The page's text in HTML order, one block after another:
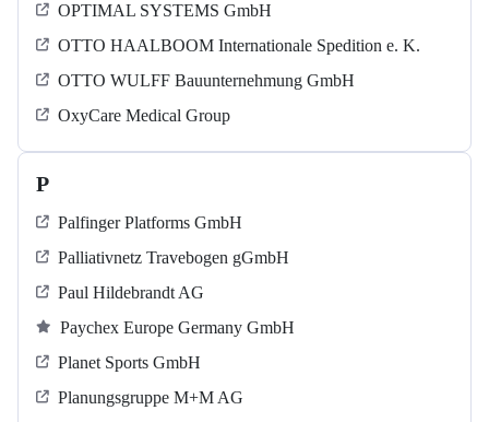
OPTIMAL SYSTEMS GmbH
OTTO HAALBOOM Internationale Spedition e. K.
OTTO WULFF Bauunternehmung GmbH
OxyCare Medical Group
P
Palfinger Platforms GmbH
Palliativnetz Travebogen gGmbH
Paul Hildebrandt AG
Paychex Europe Germany GmbH
Planet Sports GmbH
Planungsgruppe M+M AG